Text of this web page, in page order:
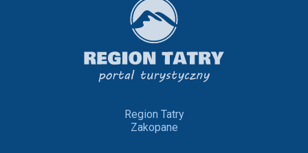
Region Tatry
Zakopane